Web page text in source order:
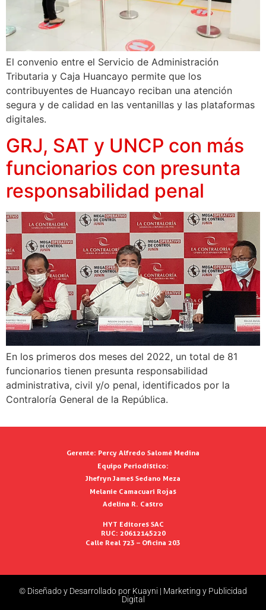
El convenio entre el Servicio de Administración
Tributaria y Caja Huancayo permite que los
contribuyentes de Huancayo reciban una atención
segura y de calidad en las ventanillas y las plataformas
digitales.
GRJ, SAT y UNCP con más
funcionarios con presunta
responsabilidad penal
En los primeros dos meses del 2022, un total de 81
funcionarios tienen presunta responsabilidad
administrativa, civil y/o penal, identificados por la
Contraloría General de la República.
Gerente: Percy Alfredo Salomé Medina
Equipo Periodístico:
Jhefryn James Sedano Meza
Melanie Camacuari Rojas
Adelina R. Castro
HYT Editores SAC
RUC: 20612145220
Calle Real 723 – Oficina 203
© Diseñado y Desarrollado por Kuayni | Marketing y Publicidad
Digital